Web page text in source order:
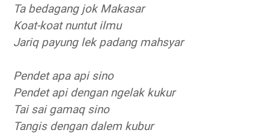
Ta bedagang jok Makasar
Koat-koat nuntut ilmu
Jariq payung lek padang mahsyar
Pendet apa api sino
Pendet api dengan ngelak kukur
Tai sai gamaq sino
Tangis dengan dalem kubur